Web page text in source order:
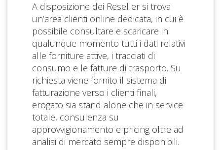
A disposizione dei Reseller si trova
un’area clienti online dedicata, in cui è
possibile consultare e scaricare in
qualunque momento tutti i dati relativi
alle forniture attive, i tracciati di
consumo e le fatture di trasporto. Su
richiesta viene fornito il sistema di
fatturazione verso i clienti finali,
erogato sia stand alone che in service
totale, consulenza su
approvvigionamento e pricing oltre ad
analisi di mercato sempre disponibili.